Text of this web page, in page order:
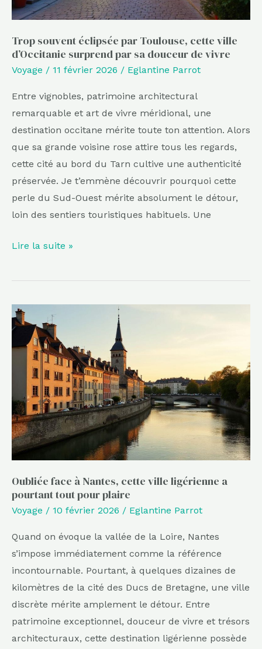
Trop souvent éclipsée par Toulouse, cette ville
d’Occitanie surprend par sa douceur de vivre
Voyage / 11 février 2026 / Eglantine Parrot
Entre vignobles, patrimoine architectural
remarquable et art de vivre méridional, une
destination occitane mérite toute ton attention. Alors
que sa grande voisine rose attire tous les regards,
cette cité au bord du Tarn cultive une authenticité
préservée. Je t’emmène découvrir pourquoi cette
perle du Sud-Ouest mérite absolument le détour,
loin des sentiers touristiques habituels. Une
surprend
sa
douceur
de
vivre
Lire la suite »
Oubliée face à Nantes, cette ville ligérienne a
pourtant tout pour plaire
Voyage / 10 février 2026 / Eglantine Parrot
Quand on évoque la vallée de la Loire, Nantes
s’impose immédiatement comme la référence
incontournable. Pourtant, à quelques dizaines de
kilomètres de la cité des Ducs de Bretagne, une ville
discrète mérite amplement le détour. Entre
patrimoine exceptionnel, douceur de vivre et trésors
architecturaux, cette destination ligérienne possède
Oubliée
face
à
Nantes,
cette
ville
ligérienne
a
pourtant
pour
plaire